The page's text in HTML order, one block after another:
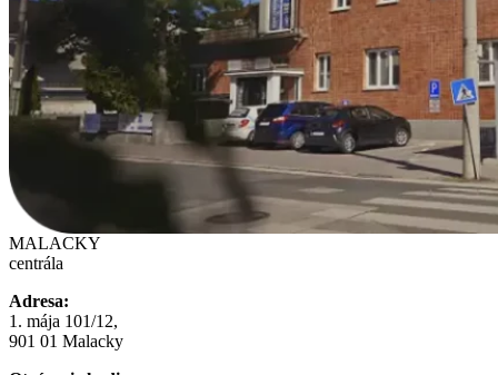
MALACKY
centrála
Adresa:
1. mája 101/12,
901 01 Malacky